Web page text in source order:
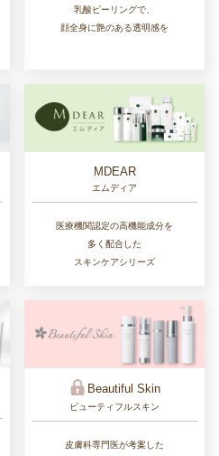
乳酸ピーリングで、
顔全身に艶のある透明感を
MDEAR
エムディア
医療機関認定の高機能成分を
多く配合した
スキンケアシリーズ
Beautiful Skin
ビューティフルスキン
皮膚科専門医が考案した